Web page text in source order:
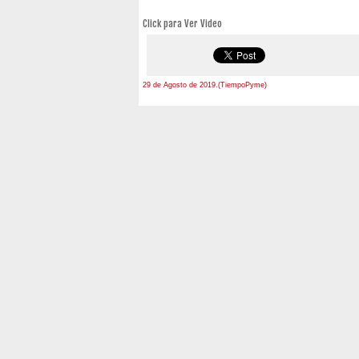
Click para Ver Video
29 de Agosto de 2019.(TiempoPyme)